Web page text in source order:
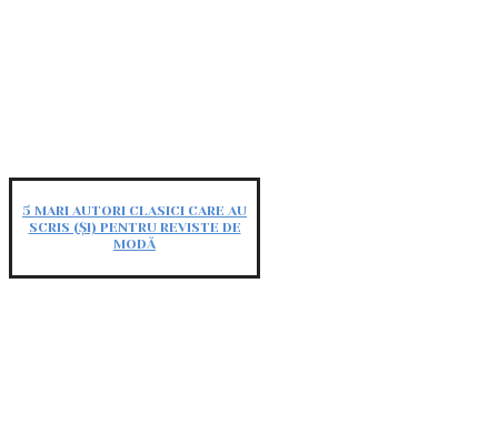
5 MARI AUTORI CLASICI CARE AU
SCRIS (ȘI) PENTRU REVISTE DE
MODĂ